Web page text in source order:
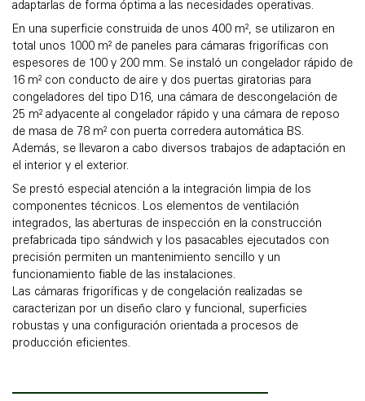
adaptarlas de forma óptima a las necesidades operativas.
En una superficie construida de unos 400 m², se utilizaron en
total unos 1000 m² de paneles para cámaras frigoríficas con
espesores de 100 y 200 mm. Se instaló un congelador rápido de
16 m² con conducto de aire y dos puertas giratorias para
congeladores del tipo D16, una cámara de descongelación de
25 m² adyacente al congelador rápido y una cámara de reposo
de masa de 78 m² con puerta corredera automática BS.
Además, se llevaron a cabo diversos trabajos de adaptación en
el interior y el exterior.
Se prestó especial atención a la integración limpia de los
componentes técnicos. Los elementos de ventilación
integrados, las aberturas de inspección en la construcción
prefabricada tipo sándwich y los pasacables ejecutados con
precisión permiten un mantenimiento sencillo y un
funcionamiento fiable de las instalaciones.
Las cámaras frigoríficas y de congelación realizadas se
caracterizan por un diseño claro y funcional, superficies
robustas y una configuración orientada a procesos de
producción eficientes.